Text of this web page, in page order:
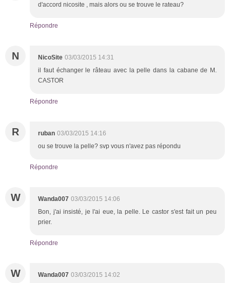
d'accord nicosite , mais alors ou se trouve le rateau?
Répondre
N NicoSite 03/03/2015 14:31
il faut échanger le râteau avec la pelle dans la cabane de M.
CASTOR
Répondre
R ruban 03/03/2015 14:16
ou se trouve la pelle? svp vous n'avez pas répondu
Répondre
W Wanda007 03/03/2015 14:06
Bon, j'ai insisté, je l'ai eue, la pelle. Le castor s'est fait un peu
prier.
Répondre
W Wanda007 03/03/2015 14:02